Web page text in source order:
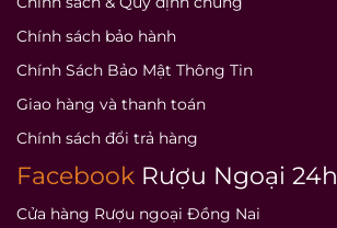
Chính sách bảo hành
Chính Sách Bảo Mật Thông Tin
Giao hàng và thanh toán
Chính sách đổi trả hàng
Facebook Rượu Ngoại 24h
Cửa hàng Rượu ngoại Đồng Nai